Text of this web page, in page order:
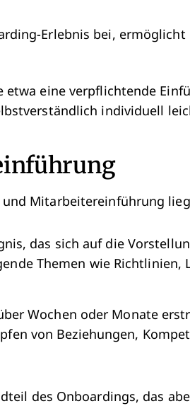
Erlebnis bei,
eine verpflichtende
individuell
Mitarbeitereinführung
das sich auf die
Themen wie Richtlinien,
Wochen oder Monate
von Beziehungen,
des Onboardings, das